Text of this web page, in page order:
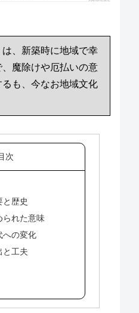
、新築時に地域で幸
魔除けや厄払いの意
も、今なお地域文化
次
と歴史
られた意味
への変化
と工夫